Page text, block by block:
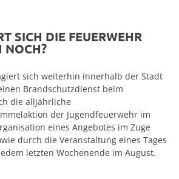
SICH DIE FEUERWEHR
NOCH?
sich weiterhin innerhalb der Stadt
Brandschutzdienst beim
die alljährliche
der Jugendfeuerwehr im
eines Angebotes im Zuge
durch die Veranstaltung eines Tages
letzten Wochenende im August.